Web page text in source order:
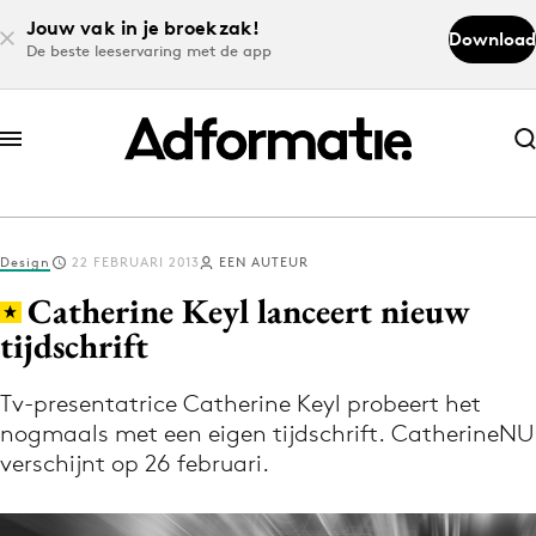
Jouw vak in je broekzak!
De beste leeservaring met de app
Download
Abonneer nu
Abonneer nu
Log in
Volg het laatste nieuws via de Adformatie
Nieuws app
Design 22 FEBRUARI 2013 EEN AUTEUR
Catherine Keyl lanceert nieuw
tijdschrift
Tv-presentatrice Catherine Keyl probeert het
nogmaals met een eigen tijdschrift. CatherineNU
verschijnt op 26 februari.